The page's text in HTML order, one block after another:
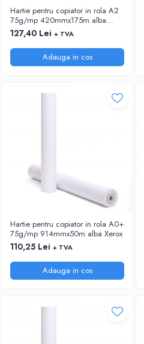
Hartie pentru copiator in rola A2
75g/mp 420mmx175m alba
Xerox
127,40 Lei + TVA
Adauga in cos
Hartie pentru copiator in rola A0+
75g/mp 914mmx50m alba Xerox
110,25 Lei + TVA
Adauga in cos